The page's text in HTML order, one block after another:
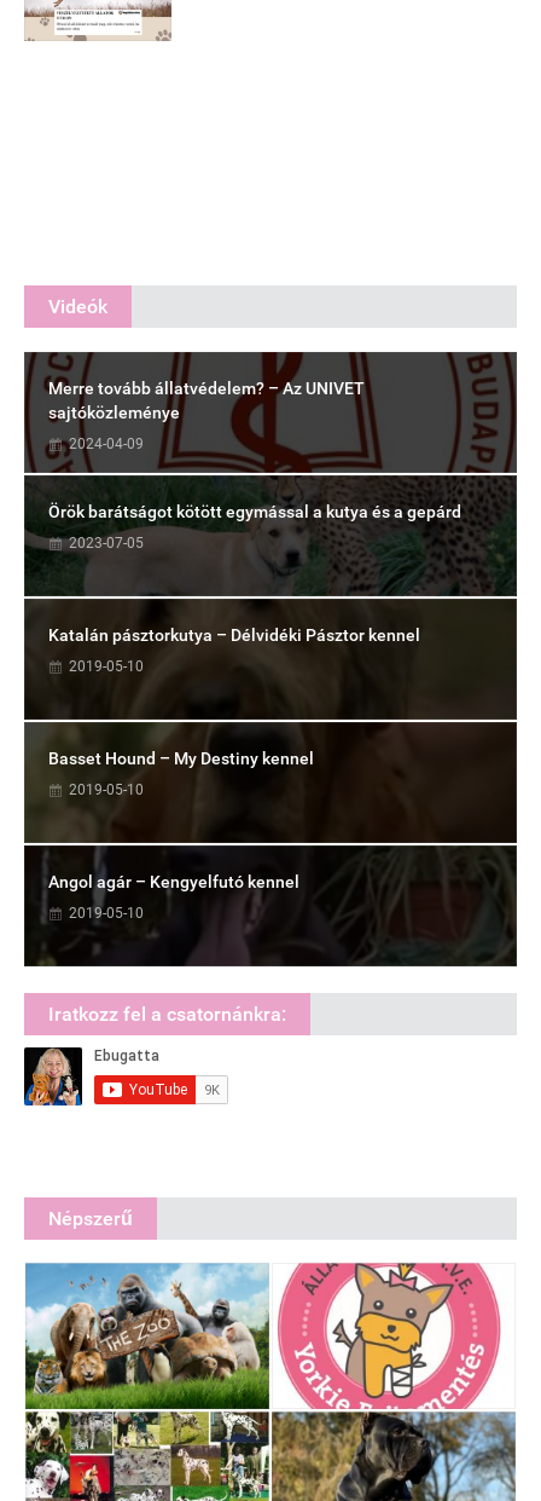
Videók
Merre tovább állatvédelem? – Az UNIVET
sajtóközleménye
2024-04-09
Örök barátságot kötött egymással a kutya és a gepárd
2023-07-05
Katalán pásztorkutya – Délvidéki Pásztor kennel
2019-05-10
Basset Hound – My Destiny kennel
2019-05-10
Angol agár – Kengyelfutó kennel
2019-05-10
Iratkozz fel a csatornánkra:
Népszerű